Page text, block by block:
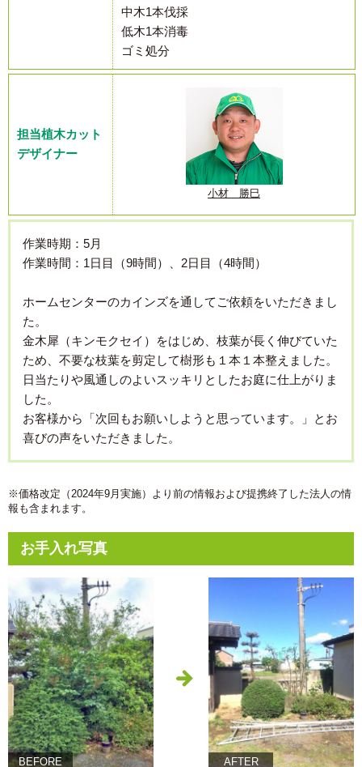
中木1本伐採
低木1本消毒
ゴミ処分
担当植木カット
デザイナー
小材 勝巳
作業時期：5月
作業時間：1日目（9時間）、2日目（4時間）
ホームセンターのカインズを通してご依頼をいただきまし
た。
金木犀（キンモクセイ）をはじめ、枝葉が長く伸びていた
ため、不要な枝葉を剪定して樹形も１本１本整えました。
日当たりや風通しのよいスッキリとしたお庭に仕上がりま
した。
お客様から「次回もお願いしようと思っています。」とお
喜びの声をいただきました。
※価格改定（2024年9月実施）より前の情報および提携終了した法人の情
報も含まれます。
お手入れ写真
BEFORE AFTER